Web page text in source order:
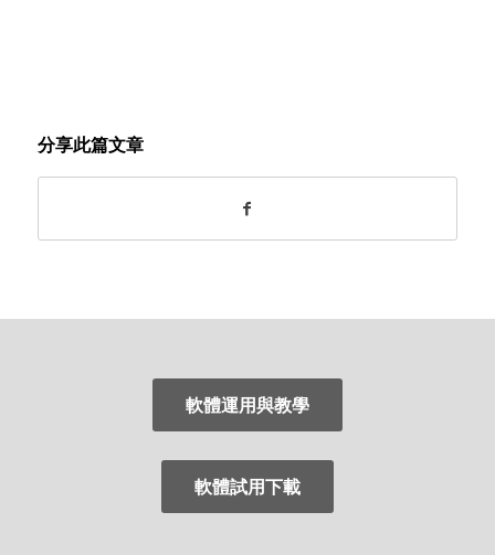
分享此篇文章
軟體運用與教學
軟體試用下載